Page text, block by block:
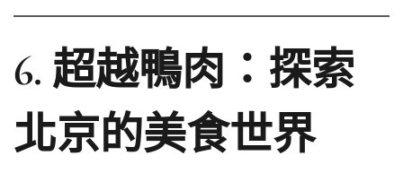
6. 超越鴨肉：探索
北京的美食世界